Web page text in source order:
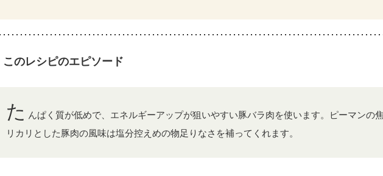
このレシピのエピソード
た
んぱく質が低めで、エネルギーアップが狙いやすい豚バラ肉を使います。ピーマンの
リカリとした豚肉の風味は塩分控えめの物足りなさを補ってくれます。